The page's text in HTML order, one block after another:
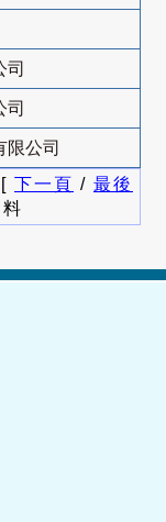
司
司
限公司
[ 下一頁 / 最後